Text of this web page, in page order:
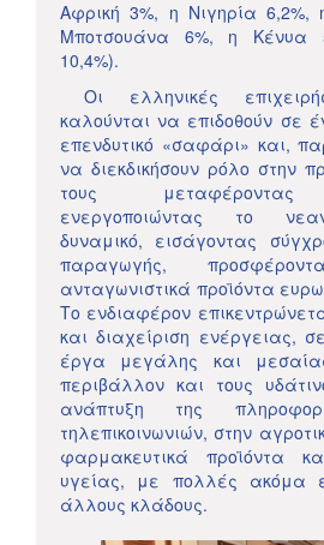
Αφρική 3%, η Νιγηρία
Μποτσουάνα 6%, η Κένυα
10,4%).
Οι ελληνικές
καλούνται να επιδοθούν σε
επενδυτικό «σαφάρι» και,
να διεκδικήσουν ρόλο στην
τους μεταφέροντας
ενεργοποιώντας το
δυναμικό, εισάγοντας
παραγωγής,
ανταγωνιστικά προϊόντα
Το ενδιαφέρον
και διαχείριση ενέργειας,
έργα μεγάλης και
περιβάλλον και τους
ανάπτυξη της
τηλεπικοινωνιών, στην
φαρμακευτικά προϊόντα
υγείας, με πολλές ακόμα
άλλους κλάδους.